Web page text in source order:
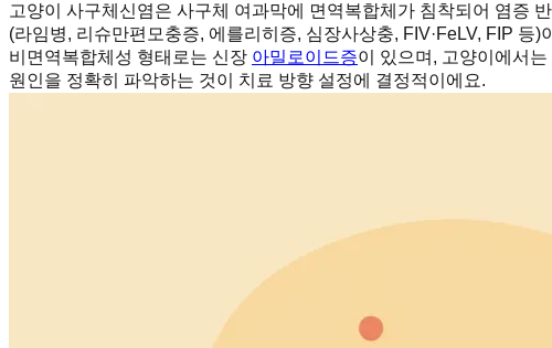
고양이 사구체신염은 사구체 여과막에 면역복합체가 침착되어 염증
(라임병, 리슈만편모충증, 에를리히증, 심장사상충, FIV·FeLV, FIP 등
비면역복합체성 형태로는 신장 아밀로이드증이 있으며, 고양이에서
원인을 정확히 파악하는 것이 치료 방향 설정에 결정적이에요.